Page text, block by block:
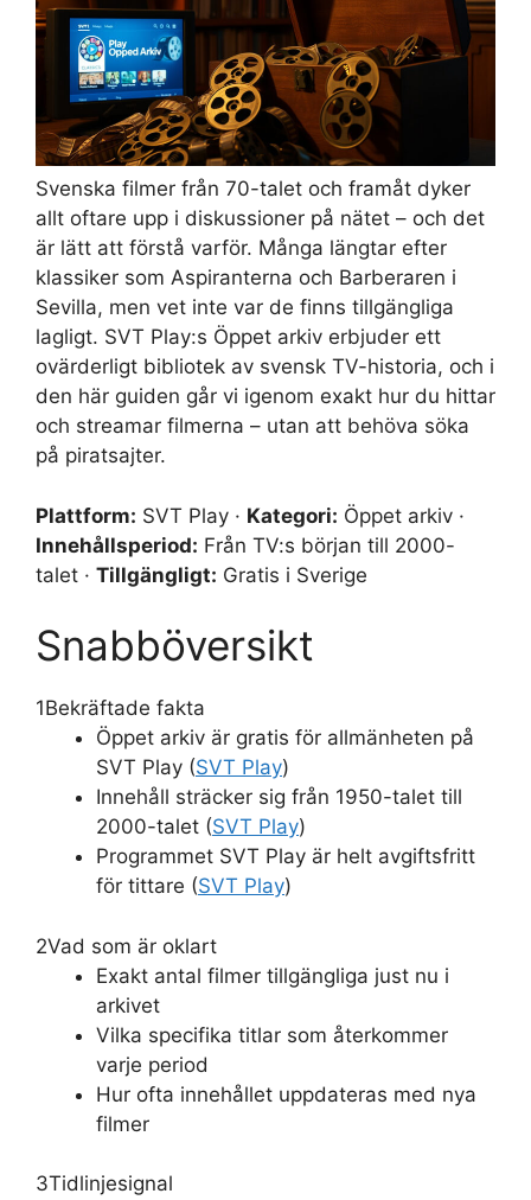
Svenska filmer från 70-talet och framåt dyker
allt oftare upp i diskussioner på nätet – och det
är lätt att förstå varför. Många längtar efter
klassiker som Aspiranterna och Barberaren i
Sevilla, men vet inte var de finns tillgängliga
lagligt. SVT Play:s Öppet arkiv erbjuder ett
ovärderligt bibliotek av svensk TV-historia, och i
den här guiden går vi igenom exakt hur du hittar
och streamar filmerna – utan att behöva söka
på piratsajter.
Plattform: SVT Play · Kategori: Öppet arkiv ·
Innehållsperiod: Från TV:s början till 2000-
talet · Tillgängligt: Gratis i Sverige
Snabböversikt
1Bekräftade fakta
Öppet arkiv är gratis för allmänheten på
SVT Play (SVT Play)
Innehåll sträcker sig från 1950-talet till
2000-talet (SVT Play)
Programmet SVT Play är helt avgiftsfritt
för tittare (SVT Play)
2Vad som är oklart
Exakt antal filmer tillgängliga just nu i
arkivet
Vilka specifika titlar som återkommer
varje period
Hur ofta innehållet uppdateras med nya
filmer
3Tidlinjesignal